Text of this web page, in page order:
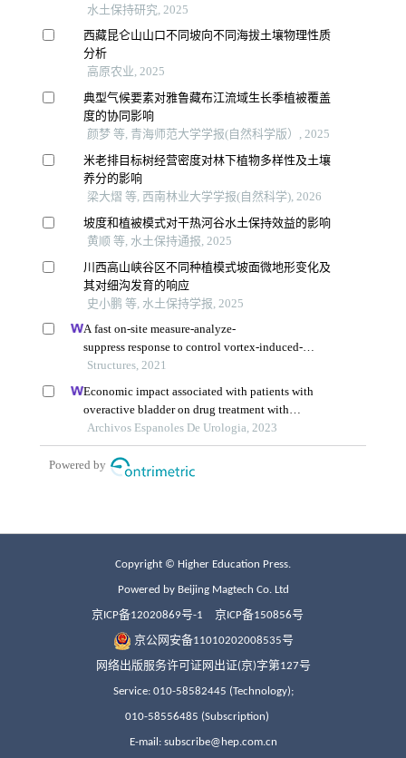
Copyright © Higher Education Press.
Powered by Beijing Magtech Co. Ltd
京ICP备12020869号-1 京ICP备150856号
京公网安备11010202008535号
网络出版服务许可证网出证(京)字第127号
Service: 010-58582445 (Technology);
010-58556485 (Subscription)
E-mail: subscribe@hep.com.cn